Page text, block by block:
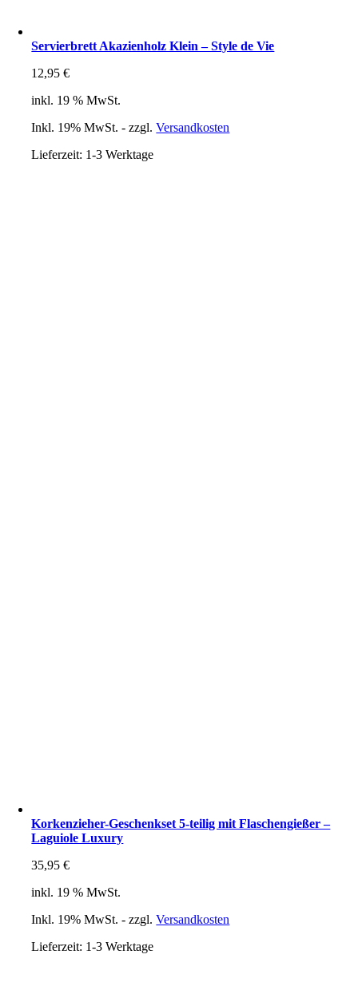
Servierbrett Akazienholz Klein – Style de Vie
12,95€
inkl. 19 % MwSt.
Inkl. 19% MwSt. - zzgl.Versandkosten
Lieferzeit: 1-3 Werktage
Korkenzieher-Geschenkset 5-teilig mit Flaschengießer –
Laguiole Luxury
35,95€
inkl. 19 % MwSt.
Inkl. 19% MwSt. - zzgl.Versandkosten
Lieferzeit: 1-3 Werktage